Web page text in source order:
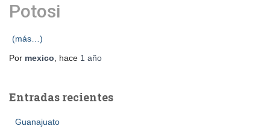
Potosi
(más…)
Por mexico , hace 1 año
Entradas recientes
Guanajuato